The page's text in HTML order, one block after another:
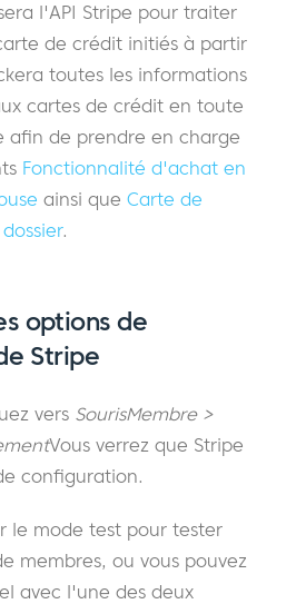
l'API Stripe pour traiter
de crédit initiés à partir
toutes les informations
cartes de crédit en toute
afin de prendre en charge
Fonctionnalité d'achat en
ainsi que Carte de
.
options de
Stripe
vers SourisMembre >
Vous verrez que Stripe
configuration.
le mode test pour tester
membres, ou vous pouvez
avec l'une des deux